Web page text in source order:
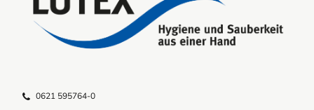
0621 595764-0